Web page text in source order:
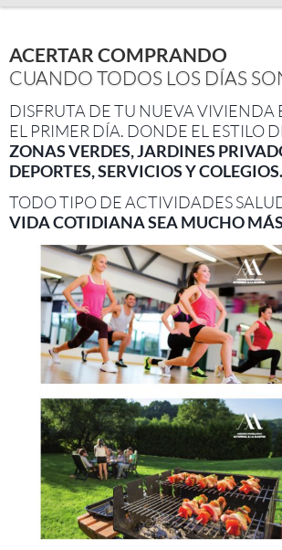
ACERTAR COMPRANDO
CUANDO TODOS LOS DÍAS
DISFRUTA DE TU NUEVA
EL PRIMER DÍA. DONDE EL ESTILO
ZONAS VERDES, JARDINES
DEPORTES, SERVICIOS Y COLEGIOS.
TODO TIPO DE ACTIVIDADES
VIDA COTIDIANA SEA MUCHO